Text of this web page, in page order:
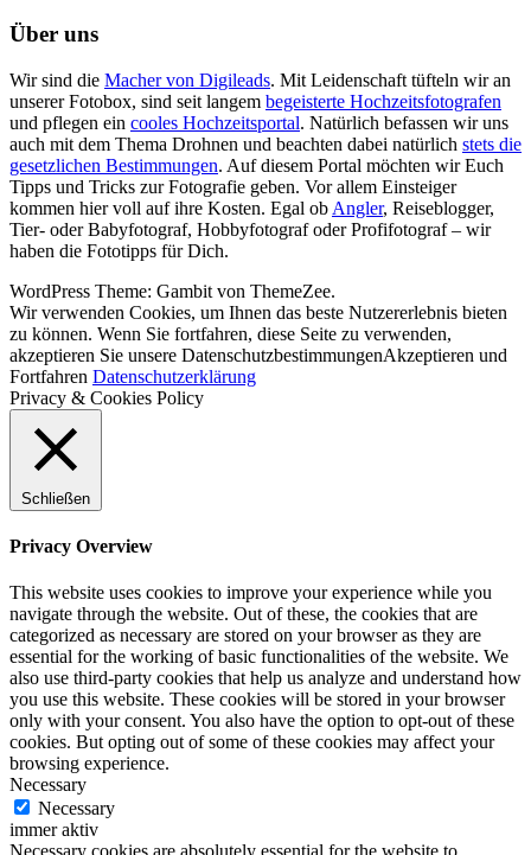
Über uns
Wir sind die Macher von Digileads. Mit Leidenschaft tüfteln wir an
unserer Fotobox, sind seit langem begeisterte Hochzeitsfotografen
und pflegen ein cooles Hochzeitsportal. Natürlich befassen wir uns
auch mit dem Thema Drohnen und beachten dabei natürlich stets die
gesetzlichen Bestimmungen. Auf diesem Portal möchten wir Euch
Tipps und Tricks zur Fotografie geben. Vor allem Einsteiger
kommen hier voll auf ihre Kosten. Egal ob Angler, Reiseblogger,
Tier- oder Babyfotograf, Hobbyfotograf oder Profifotograf – wir
haben die Fototipps für Dich.
WordPress Theme: Gambit von ThemeZee.
Wir verwenden Cookies, um Ihnen das beste Nutzererlebnis bieten
zu können. Wenn Sie fortfahren, diese Seite zu verwenden,
akzeptieren Sie unsere DatenschutzbestimmungenAkzeptieren und
Fortfahren Datenschutzerklärung
Privacy & Cookies Policy
Schließen
Privacy Overview
This website uses cookies to improve your experience while you
navigate through the website. Out of these, the cookies that are
categorized as necessary are stored on your browser as they are
essential for the working of basic functionalities of the website. We
also use third-party cookies that help us analyze and understand how
you use this website. These cookies will be stored in your browser
only with your consent. You also have the option to opt-out of these
cookies. But opting out of some of these cookies may affect your
browsing experience.
Necessary
Necessary
immer aktiv